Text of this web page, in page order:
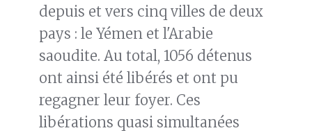
depuis et vers cinq villes de deux
pays : le Yémen et l'Arabie
saoudite. Au total, 1056 détenus
ont ainsi été libérés et ont pu
regagner leur foyer. Ces
libérations quasi simultanées